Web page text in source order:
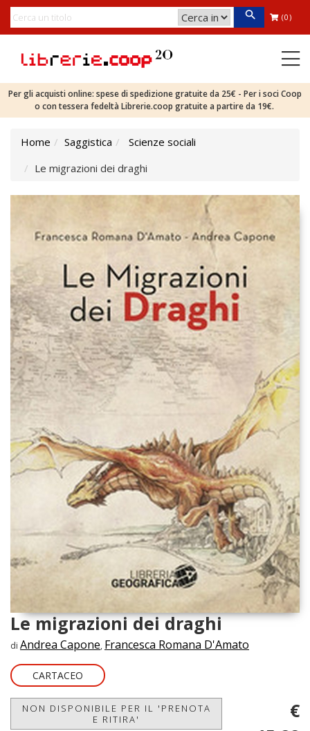
(0)
Per gli acquisti online: spese di spedizione gratuite da 25€ - Per i soci Coop
o con tessera fedeltà Librerie.coop gratuite a partire da 19€.
Home Saggistica
Scienze sociali
Le migrazioni dei draghi
Le migrazioni dei draghi
di Andrea Capone, Francesca Romana D'Amato
CARTACEO
NON DISPONIBILE PER IL 'PRENOTA
E RITIRA'
€